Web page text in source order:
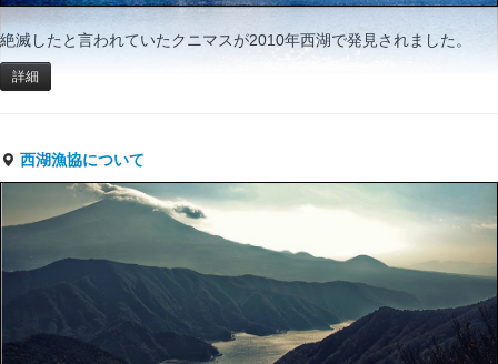
絶滅したと言われていたクニマスが2010年西湖で発見されました。
詳細
西湖漁協について